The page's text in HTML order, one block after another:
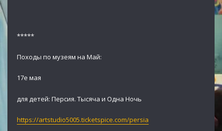
*****
Походы по музеям на Май:
17е мая
для детей: Персия. Тысяча и Одна Ночь
https://artstudio5005.ticketspice.com/persia